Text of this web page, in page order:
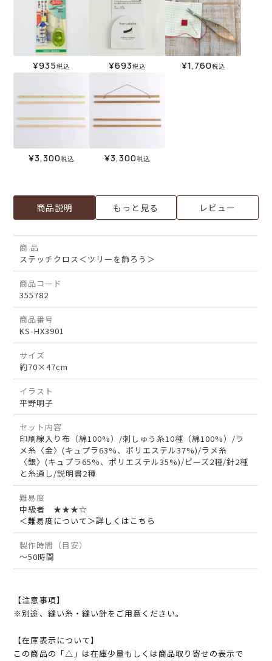
¥935税込 ¥693税込 ¥1,760税込
¥3,300税込 ¥3,300税込
商品説明 もっと見る レビュー
商 品
ステッチクロス＜ツリーを飾ろう＞
商品コード
355782
商品番号
KS-HX3901
サイズ
約70×47cm
イラスト
平野明子
セット内容
印刷線入り布（綿100%）/刺しゅう糸10種（綿100%）/ラ
メ糸〈金〉(キュプラ63%、ポリエステル37%)/ラメ糸
〈銀〉(キュプラ65%、ポリエステル35%)/ビーズ2種/針2種
と糸通し/説明書2種
難易度
中級者 ★★★☆
＜難易度について＞詳しくはこちら
製作時間（目安）
～50時間
【注意事項】
※別途、縫い糸・縫い針をご用意ください。
【在庫表示について】
この商品の「△」は在庫少量もしくは商品取り寄せの表示で